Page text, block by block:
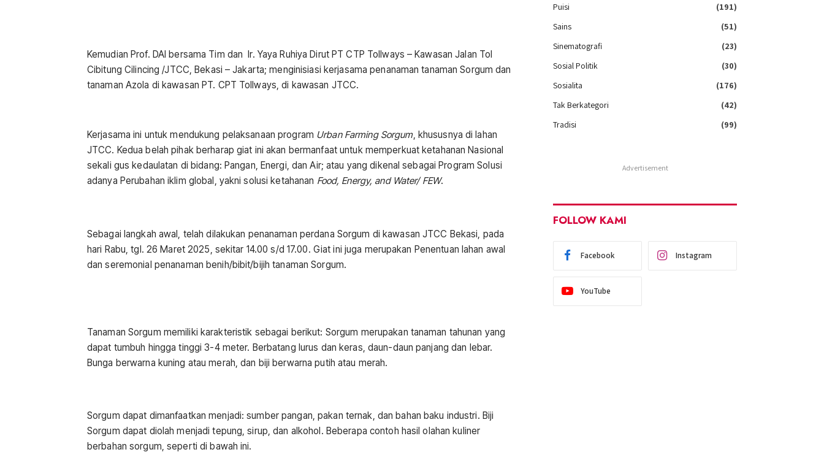
Kemudian Prof. DAI bersama Tim dan Ir. Yaya Ruhiya Dirut PT CTP Tollways – Kawasan Jalan Tol
Cibitung Cilincing /JTCC, Bekasi – Jakarta; menginisiasi kerjasama penanaman tanaman Sorgum dan
tanaman Azola di kawasan PT. CPT Tollways, di kawasan JTCC.
Kerjasama ini untuk mendukung pelaksanaan program Urban Farming Sorgum, khususnya di lahan
JTCC. Kedua belah pihak berharap giat ini akan bermanfaat untuk memperkuat ketahanan Nasional
sekali gus kedaulatan di bidang: Pangan, Energi, dan Air; atau yang dikenal sebagai Program Solusi
adanya Perubahan iklim global, yakni solusi ketahanan Food, Energy, and Water/ FEW.
Sebagai langkah awal, telah dilakukan penanaman perdana Sorgum di kawasan JTCC Bekasi, pada
hari Rabu, tgl. 26 Maret 2025, sekitar 14.00 s/d 17.00. Giat ini juga merupakan Penentuan lahan awal
dan seremonial penanaman benih/bibit/bijih tanaman Sorgum.
Tanaman Sorgum memiliki karakteristik sebagai berikut: Sorgum merupakan tanaman tahunan yang
dapat tumbuh hingga tinggi 3-4 meter. Berbatang lurus dan keras, daun-daun panjang dan lebar.
Bunga berwarna kuning atau merah, dan biji berwarna putih atau merah.
Sorgum dapat dimanfaatkan menjadi: sumber pangan, pakan ternak, dan bahan baku industri. Biji
Sorgum dapat diolah menjadi tepung, sirup, dan alkohol. Beberapa contoh hasil olahan kuliner
berbahan sorgum, seperti di bawah ini.
Puisi
(191)
Sains
(51)
Sinematografi
(23)
Sosial Politik
(30)
Sosialita
(176)
Tak Berkategori
(42)
Tradisi
(99)
Advertisement
FOLLOW KAMI
Facebook Instagram
YouTube